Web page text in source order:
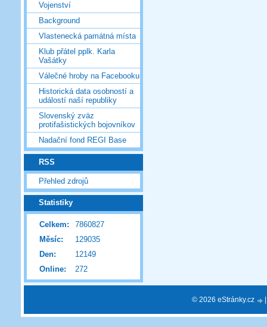
Vojenství
Background
Vlastenecká památná místa
Klub přátel pplk. Karla
Vašátky
Válečné hroby na Facebooku
Historická data osobností a
událostí naší republiky
Slovenský zväz
protifašistických bojovníkov
Nadační fond REGI Base
RSS
Přehled zdrojů
Statistiky
Online: 272
Celkem:
7860827
Měsíc:
129035
Den:
12149
© 2026 eStránky.cz